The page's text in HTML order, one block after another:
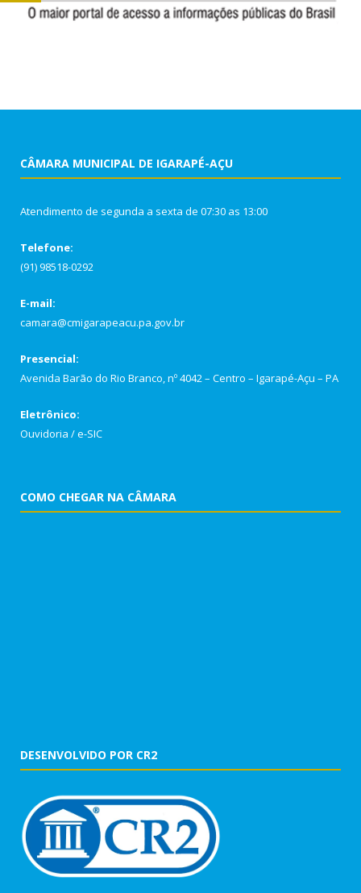
CÂMARA MUNICIPAL DE IGARAPÉ-AÇU
Atendimento de segunda a sexta de 07:30 as 13:00
Telefone:
(91) 98518-0292
E-mail:
camara@cmigarapeacu.pa.gov.br
Presencial:
Avenida Barão do Rio Branco, nº 4042 – Centro – Igarapé-Açu – PA
Eletrônico:
Ouvidoria /e-SIC
COMO CHEGAR NA CÂMARA
DESENVOLVIDO POR CR2